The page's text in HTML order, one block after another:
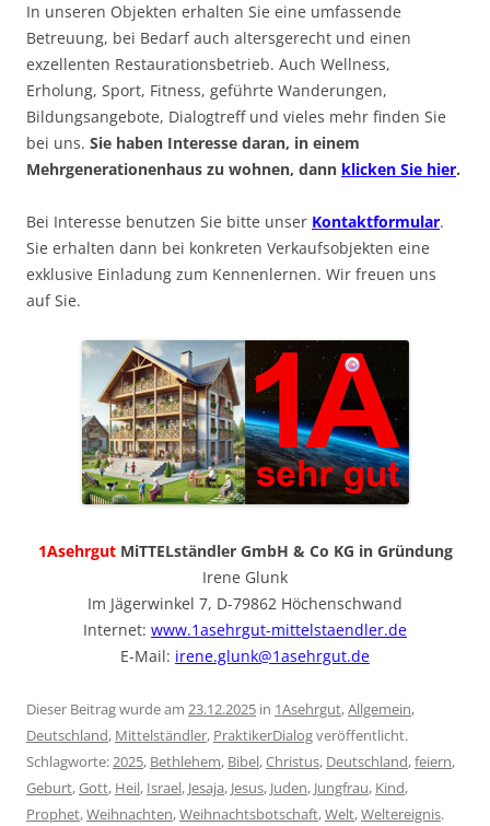
In unseren Objekten erhalten Sie eine umfassende
Betreuung, bei Bedarf auch altersgerecht und einen
exzellenten Restaurationsbetrieb. Auch Wellness,
Erholung, Sport, Fitness, geführte Wanderungen,
Bildungsangebote, Dialogtreff und vieles mehr finden Sie
bei uns. Sie haben Interesse daran, in einem
Mehrgenerationenhaus zu wohnen, dann klicken Sie hier.
Bei Interesse benutzen Sie bitte unser Kontaktformular.
Sie erhalten dann bei konkreten Verkaufsobjekten eine
exklusive Einladung zum Kennenlernen. Wir freuen uns
auf Sie.
1AsehrgutMiTTELständler GmbH & Co KG in Gründung
Irene Glunk
Im Jägerwinkel 7, D-79862 Höchenschwand
Internet: www.1asehrgut-mittelstaendler.de
E-Mail: irene.glunk@1asehrgut.de
Dieser Beitrag wurde am 23.12.2025 in 1Asehrgut,Allgemein,
Deutschland, Mittelständler, PraktikerDialogveröffentlicht.
Schlagworte:2025, Bethlehem, Bibel,Christus, Deutschland,feiern,
Geburt,Gott, Heil, Israel, Jesaja, Jesus, Juden, Jungfrau, Kind,
Prophet,Weihnachten,Weihnachtsbotschaft,Welt,Weltereignis.